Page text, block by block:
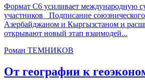
Формат С6 усиливает международную
участников Подписание
Азербайджаном и Кыргызстаном и
открывают новый этап взаимодей...
Роман ТЕМНИКОВ
От географии к